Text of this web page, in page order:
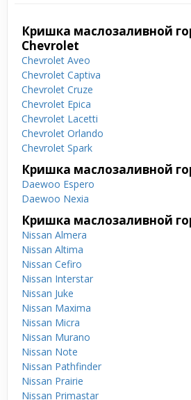
Кришка маслозаливной
Chevrolet
Chevrolet Aveo
Chevrolet Captiva
Chevrolet Cruze
Chevrolet Epica
Chevrolet Lacetti
Chevrolet Orlando
Chevrolet Spark
Кришка маслозаливной
Daewoo Espero
Daewoo Nexia
Кришка маслозаливной
Nissan Almera
Nissan Altima
Nissan Cefiro
Nissan Interstar
Nissan Juke
Nissan Maxima
Nissan Micra
Nissan Murano
Nissan Note
Nissan Pathfinder
Nissan Prairie
Nissan Primastar